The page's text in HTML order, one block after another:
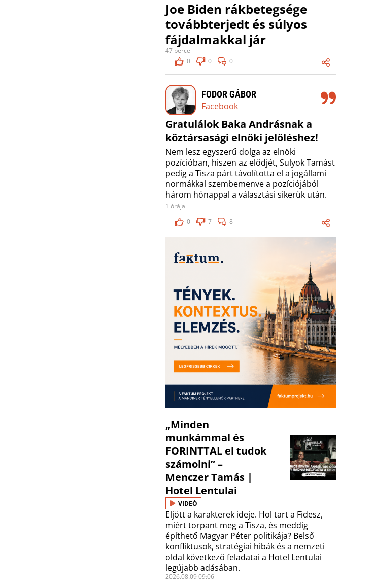
Joe Biden rákbetegsége
továbbterjedt és súlyos
fájdalmakkal jár
47 perce
0
0 0
FODOR GÁBOR
Facebook
Gratulálok Baka Andrásnak a
köztársasági elnöki jelöléshez!
Nem lesz egyszerű dolga az elnöki
pozícióban, hiszen az elődjét, Sulyok Tamást
pedig a Tisza párt távolította el a jogállami
normákkal szembemenve a pozíciójából
három hónappal a választási sikerük után.
1 órája
0
7 8
„Minden
munkámmal és
FORINTTAL el tudok
számolni” –
Menczer Tamás |
Hotel Lentulai
VIDEÓ
Eljött a karakterek ideje. Hol tart a Fidesz,
miért torpant meg a Tisza, és meddig
építhető Magyar Péter politikája? Belső
konfliktusok, stratégiai hibák és a nemzeti
oldal következő feladatai a Hotel Lentulai
legújabb adásában.
2026.08.09 09:06